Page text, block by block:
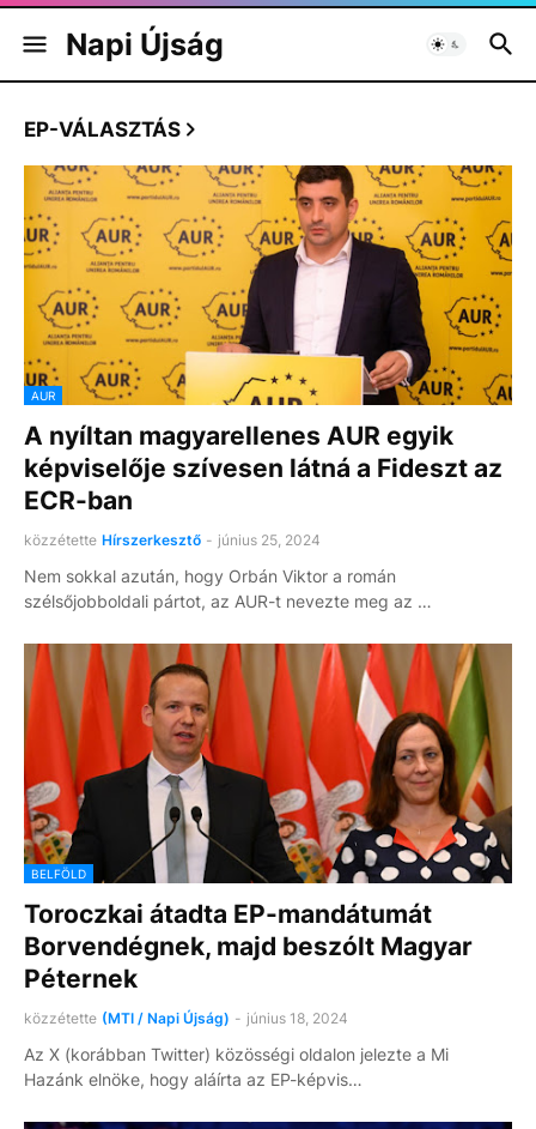
Napi Újság
EP-VÁLASZTÁS
AUR
A nyíltan magyarellenes AUR egyik
képviselője szívesen látná a Fideszt az
ECR-ban
közzétette Hírszerkesztő - június 25, 2024
Nem sokkal azután, hogy Orbán Viktor a román
szélsőjobboldali pártot, az AUR-t nevezte meg az …
BELFÖLD
Toroczkai átadta EP-mandátumát
Borvendégnek, majd beszólt Magyar
Péternek
közzétette (MTI / Napi Újság) - június 18, 2024
Az X (korábban Twitter) közösségi oldalon jelezte a Mi
Hazánk elnöke, hogy aláírta az EP-képvis…